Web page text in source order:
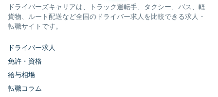
ドライバーズキャリアは、トラック運転手、タクシー、バス、軽
貨物、ルート配送など全国のドライバー求人を比較できる求人・
転職サイトです。
ドライバー求人
免許・資格
給与相場
転職コラム